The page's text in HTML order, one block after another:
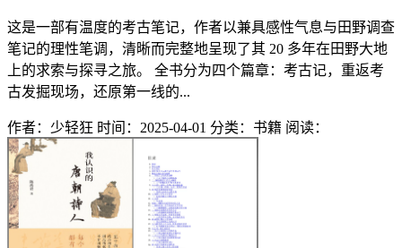
这是一部有温度的考古笔记，作者以兼具感性气息与田野调查
笔记的理性笔调，清晰而完整地呈现了其 20 多年在田野大地
上的求索与探寻之旅。 全书分为四个篇章：考古记，重返考
古发掘现场，还原第一线的...
作者：少轻狂 时间：2025-04-01 分类：书籍 阅读：